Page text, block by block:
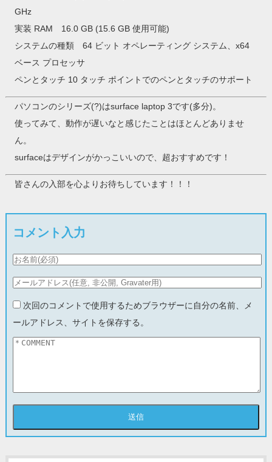
GHz
実装 RAM 16.0 GB (15.6 GB 使用可能)
システムの種類 64 ビット オペレーティング システム、x64
ベース プロセッサ
ペンとタッチ 10 タッチ ポイントでのペンとタッチのサポート
パソコンのシリーズ(?)はsurface laptop 3です(多分)。
使ってみて、動作が遅いなと感じたことはほとんどありませ
ん。
surfaceはデザインがかっこいいので、超おすすめです！
皆さんの入部を心よりお待ちしています！！！
コメント入力
次回のコメントで使用するためブラウザーに自分の名前、メ
ールアドレス、サイトを保存する。